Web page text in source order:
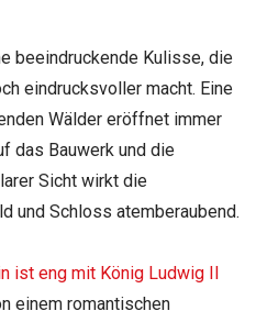
beeindruckende Kulisse, die
eindrucksvoller macht. Eine
Wälder eröffnet immer
das Bauwerk und die
Sicht wirkt die
und Schloss atemberaubend.
ist eng mit König Ludwig II
einem romantischen